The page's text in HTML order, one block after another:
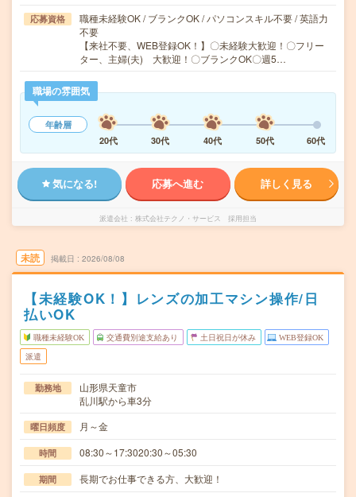
応募資格
職種未経験OK / ブランクOK / パソコンスキル不要 / 英語力
不要
【来社不要、WEB登録OK！】〇未経験大歓迎！〇フリー
ター、主婦(夫) 大歓迎！〇ブランクOK〇週5…
職場の雰囲気
年齢層
20代
30代 40代 50代 60代
気になる! 応募へ進む 詳しく見る
派遣会社 株式会社テクノ・サービス 採用担当
未読 掲載日 2026/08/08
【未経験OK！】レンズの加工マシン操作/日
払いOK
職種未経験OK 交通費別途支給あり 土日祝日が休み WEB登録OK
派遣
勤務地
山形県天童市
乱川駅から車3分
曜日頻度 月～金
時間 08:30～17:3020:30～05:30
期間 長期でお仕事できる方、大歓迎！